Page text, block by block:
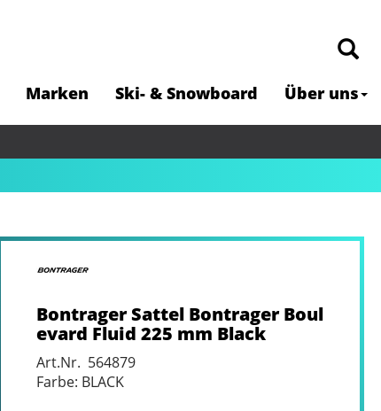
Marken Ski- & Snowboard Über uns
Bontrager Sattel Bontrager Boul
evard Fluid 225 mm Black
Art.Nr. 564879
Farbe: BLACK